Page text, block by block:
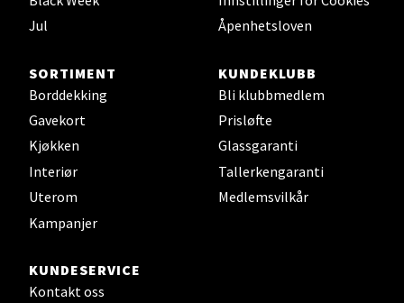
Jul
Åpenhetsloven
SORTIMENT
Borddekking
Gavekort
Kjøkken
Interiør
Uterom
Kampanjer
KUNDEKLUBB
Bli klubbmedlem
Prisløfte
Glassgaranti
Tallerkengaranti
Medlemsvilkår
KUNDESERVICE
Kontakt oss
Oslo - Linderud
Erich Mogensøns vei 38, 0594 Oslo
Åpent i dag 10-21
0 i butikk